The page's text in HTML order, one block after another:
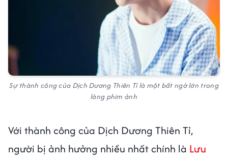
Sự thành công của Dịch Dương Thiên Tỉ là một bất ngờ lớn trong
làng phim ảnh
Với thành công của Dịch Dương Thiên Tỉ,
người bị ảnh hưởng nhiều nhất chính là Lưu